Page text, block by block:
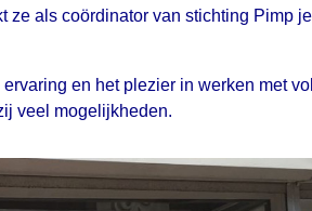
ze als coördinator van stichting Pimp
ervaring en het plezier in werken met
veel mogelijkheden.